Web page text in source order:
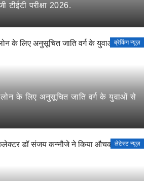
टीईटी परीक्षा 2026.
ब्रेकिंग न्यूज़
के लिए अनुसूचित जाति वर्ग के युवाओं से
लेटेस्ट न्यूज़